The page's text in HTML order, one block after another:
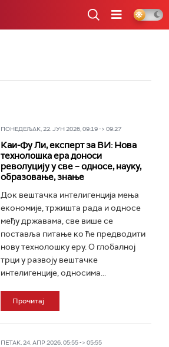
ПОНЕДЕЉАК, 22. ЈУН 2026, 09:19 -> 09:27
Каи-Фу Ли, експерт за ВИ: Нова
технолошка ера доноси
револуцију у све – односе, науку,
образовање, знање
Док вештачка интелигенција мења
економије, тржишта рада и односе
међу државама, све више се
поставља питање ко ће предводити
нову технолошку еру. О глобалној
трци у развоју вештачке
интелигенције, односима...
Прочитај
ПЕТАК, 24. АПР 2026, 05:55 -> 05:55